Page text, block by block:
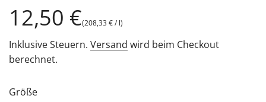
Regulärer
Preis
12,50 €(208,33 €/ l)
Inklusive Steuern. Versand wird beim Checkout
berechnet.
Größe